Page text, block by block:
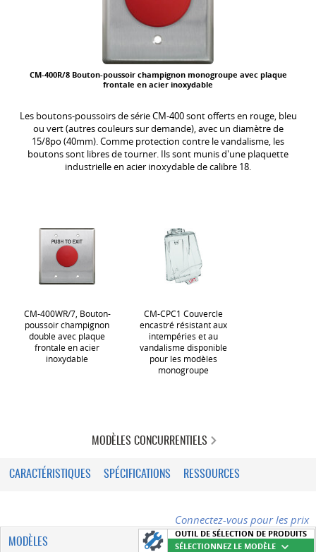
CM-400R/8 Bouton-poussoir champignon monogroupe avec plaque
frontale en acier inoxydable
Les boutons-poussoirs de série CM-400 sont offerts en rouge, bleu
ou vert (autres couleurs sur demande), avec un diamètre de
15/8po (40mm). Comme protection contre le vandalisme, les
boutons sont libres de tourner. Ils sont munis d'une plaquette
industrielle en acier inoxydable de calibre 18.
CM-400WR/7, Bouton-
poussoir champignon
double avec plaque
frontale en acier
inoxydable
CM-CPC1 Couvercle
encastré résistant aux
intempéries et au
vandalisme disponible
pour les modèles
monogroupe
MODÈLES CONCURRENTIELS
CARACTÉRISTIQUES SPÉCIFICATIONS RESSOURCES
Connectez-vous pour les prix
MODÈLES
OUTIL DE SÉLECTION DE PRODUITS
SÉLECTIONNEZ LE MODÈLE